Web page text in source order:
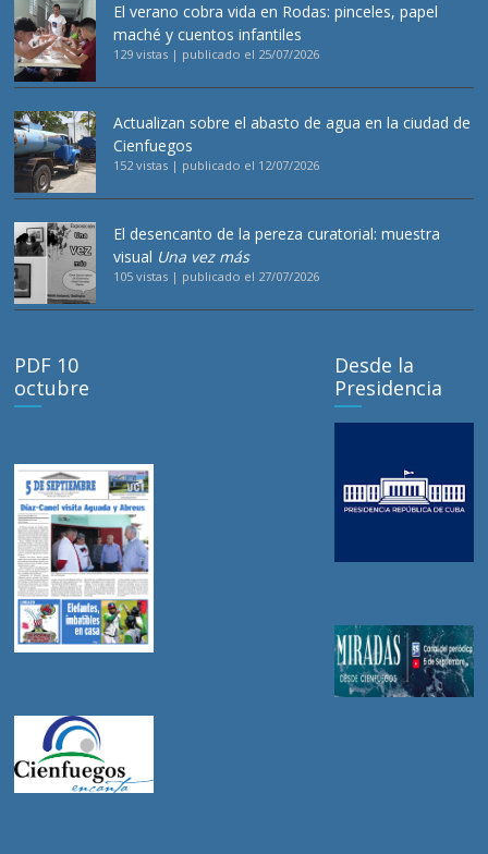
El verano cobra vida en Rodas: pinceles, papel
maché y cuentos infantiles
129 vistas | publicado el 25/07/2026
Actualizan sobre el abasto de agua en la ciudad de
Cienfuegos
152 vistas | publicado el 12/07/2026
El desencanto de la pereza curatorial: muestra
visual Una vez más
105 vistas | publicado el 27/07/2026
PDF 10
octubre
Desde la
Presidencia